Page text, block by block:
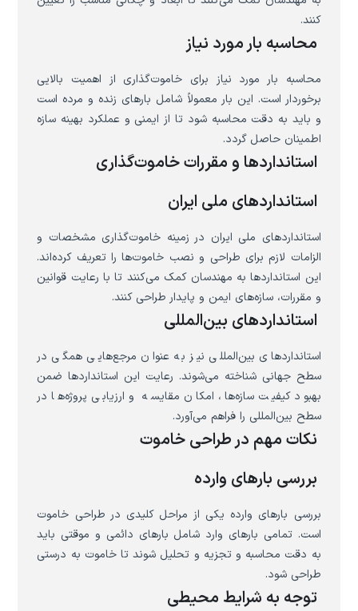
کنند.
محاسبه بار مورد نیاز
محاسبه بار مورد نیاز برای خاموت‌گذاری از اهمیت بالایی
برخوردار است. این بار معمولاً شامل بارهای زنده و مرده است
و باید به دقت محاسبه شود تا از ایمنی و عملکرد بهینه سازه
اطمینان حاصل گردد.
استانداردها و مقررات خاموت‌گذاری
استانداردهای ملی ایران
استانداردهای ملی ایران در زمینه خاموت‌گذاری مشخصات و
الزامات لازم برای طراحی و نصب خاموت‌ها را تعریف کرده‌اند.
این استانداردها به مهندسان کمک می‌کنند تا با رعایت قوانین
و مقررات، سازه‌های ایمن و پایدار طراحی کنند.
استانداردهای بین‌المللی
استانداردهای بین‌المللی نیز به عنوان مرجع‌هایی همگی در
سطح جهانی شناخته می‌شوند. رعایت این استانداردها ضمن
بهبود کیفیت سازه‌ها، امکان مقایسه و ارزیابی پروژه‌ها در
سطح بین‌المللی را فراهم می‌آورد.
نکات مهم در طراحی خاموت
بررسی بارهای وارده
بررسی بارهای وارده یکی از مراحل کلیدی در طراحی خاموت
است. تمامی بارهای وارد شامل بارهای دائمی و موقتی باید
به دقت محاسبه و تجزیه و تحلیل شوند تا خاموت به درستی
طراحی شود.
توجه به شرایط محیطی